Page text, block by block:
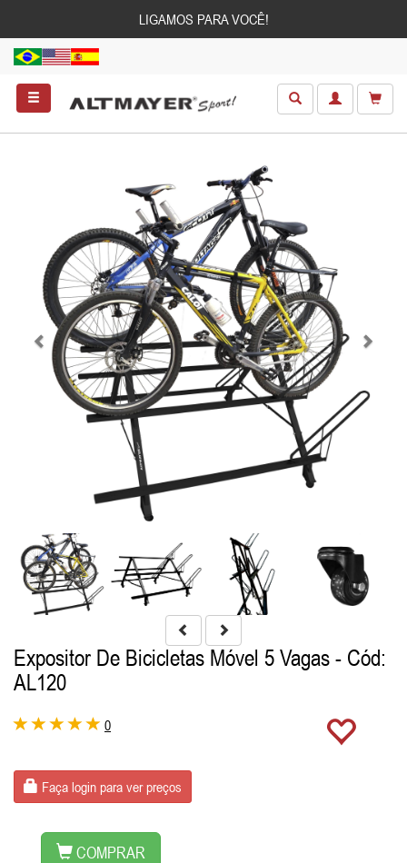
LIGAMOS PARA VOCÊ!
Expositor De Bicicletas Móvel 5 Vagas - Cód:
AL120
0
Faça login para ver preços
COMPRAR